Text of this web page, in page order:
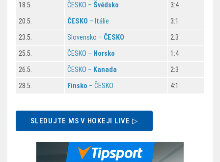
18.5. ČESKO – Švédsko 3:4
20.5. ČESKO – Itálie 3:1
23.5. Slovensko – ČESKO 2:3
25.5. ČESKO – Norsko 1:4
26.5. ČESKO – Kanada 2:3
28.5. Finsko – ČESKO 4:1
SLEDUJTE MS V HOKEJI LIVE ▷